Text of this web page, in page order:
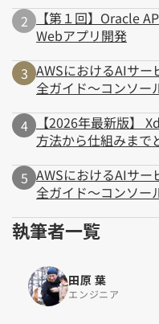
【第１回】Oracle
Webアプリ開発
AWSにおけるAIサ
全ガイド～コンソー
【2026年最新版】
方法から仕組みまで
AWSにおけるAIサ
全ガイド～コンソー
執筆者一覧
田原 葉
エンジニア